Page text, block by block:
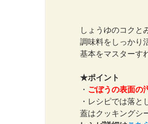
しょうゆのコクと
調味料をしっかり
基本をマスターす
★ポイント
・ ごぼうの表面の
・レシピでは落
蓋はクッキングシ